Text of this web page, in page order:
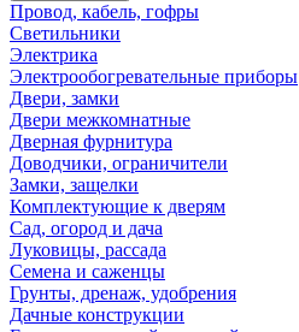
Провод, кабель, гофры
Светильники
Электрика
Электрообогревательные приборы
Двери, замки
Двери межкомнатные
Дверная фурнитура
Доводчики, ограничители
Замки, защелки
Комплектующие к дверям
Сад, огород и дача
Луковицы, рассада
Семена и саженцы
Грунты, дренаж, удобрения
Дачные конструкции